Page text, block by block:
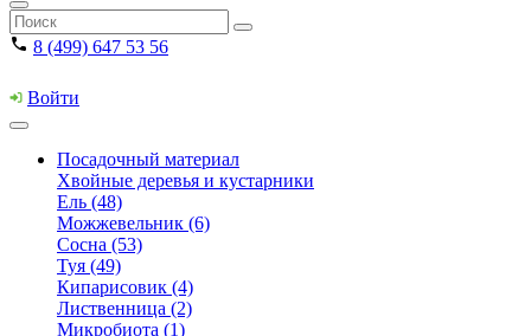
8 (499) 647 53 56
Войти
Посадочный материал
Хвойные деревья и кустарники
Ель (48)
Можжевельник (6)
Сосна (53)
Туя (49)
Кипарисовик (4)
Лиственница (2)
Микробиота (1)